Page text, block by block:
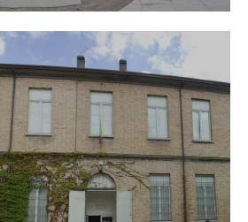
del Territorio
Territorio di S. Pietro in
attraverso le sue collezioni di
gruppi umani locali dalla